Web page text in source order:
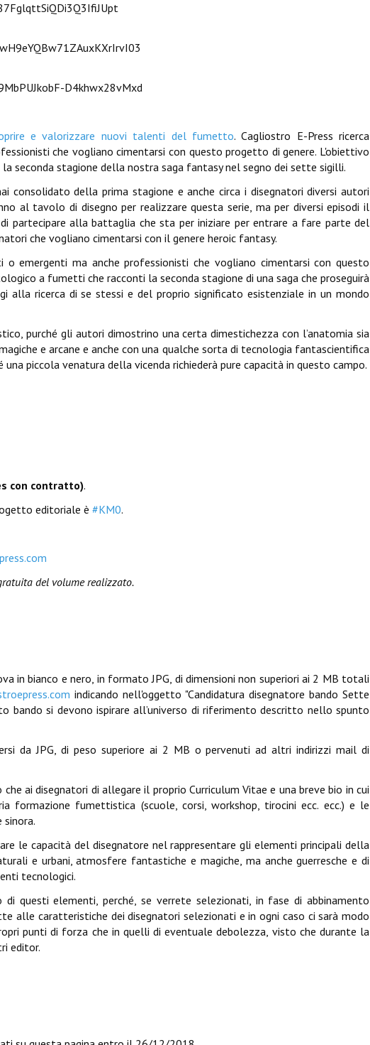
D4khwx28vMxd
e valorizzare nuovi talenti del fumetto. Cagliostro E-Press ricerca
che vogliano cimentarsi con questo progetto di genere. L'obiettivo
seconda stagione della nostra saga fantasy nel segno dei sette sigilli.
consolidato della prima stagione e anche circa i disegnatori diversi autori
al tavolo di disegno per realizzare questa serie, ma per diversi episodi il
partecipare alla battaglia che sta per iniziare per entrare a fare parte del
che vogliano cimentarsi con il genere heroic fantasy.
o emergenti ma anche professionisti che vogliano cimentarsi con questo
a fumetti che racconti la seconda stagione di una saga che proseguirà
alla ricerca di se stessi e del proprio significato esistenziale in un mondo
purché gli autori dimostrino una certa dimestichezza con l’anatomia sia
e arcane e anche con una qualche sorta di tecnologia fantascientifica
piccola venatura della vicenda richiederà pure capacità in questo campo.
con contratto).
editoriale è #KM0.
del volume realizzato.
in bianco e nero, in formato JPG, di dimensioni non superiori ai 2 MB totali
indicando nell'oggetto "Candidatura disegnatore bando Sette
bando si devono ispirareall’universo di riferimento descritto nello spunto
da JPG, di peso superiore ai 2 MB o pervenuti ad altri indirizzi mail di
ai disegnatori di allegare il proprio Curriculum Vitae e una breve bio in cui
formazione fumettistica (scuole, corsi, workshop, tirocini ecc. ecc.) e le
le capacità del disegnatore nel rappresentare gli elementi principali della
e urbani, atmosfere fantastiche e magiche, ma anche guerresche e di
tecnologici.
questi elementi, perché, se verrete selezionati, in fase di abbinamento
alle caratteristiche dei disegnatori selezionati e in ogni caso ci sarà modo
punti di forza che in quelli di eventuale debolezza, visto che durante la
editor.